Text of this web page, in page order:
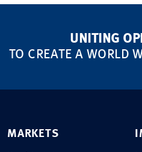
UNITING
TO CREATE A WORLD
MARKETS